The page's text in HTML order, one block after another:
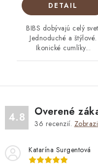
DETAIL
BIBS dobývajú celý
Jednoduché a štýlové.
Ikonické cumlíky...
4.8 Overené
36 recenzií.
Katarína Surgentová